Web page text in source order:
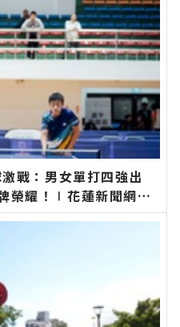
戰：男女單打四強出
榮耀！∣花蓮新聞網官
今日新聞報導 最新的在